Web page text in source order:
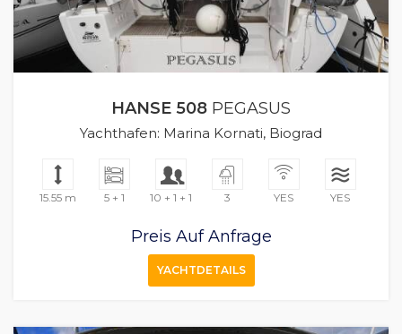
HANSE 508 PEGASUS
Yachthafen: Marina Kornati, Biograd
15.55 m 5 + 1 10 + 1 + 1 3 YES YES
Preis Auf Anfrage
YACHTDETAILS